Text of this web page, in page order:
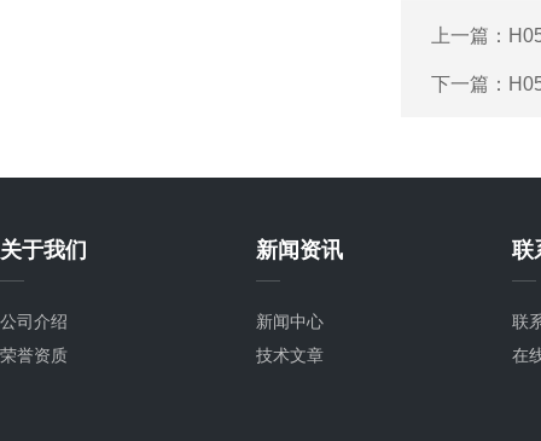
上一篇：
下一篇：
关于我们
公司介绍
荣誉资质
新闻资讯
新闻中心
技术文章
联
联
在